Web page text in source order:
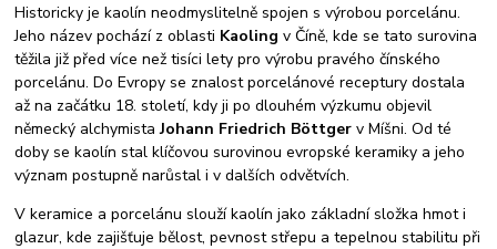
Historicky je kaolín neodmyslitelně spojen s výrobou porcelánu.
Jeho název pochází z oblasti Kaoling v Číně, kde se tato surovina
těžila již před více než tisíci lety pro výrobu pravého čínského
porcelánu. Do Evropy se znalost porcelánové receptury dostala
až na začátku 18. století, kdy ji po dlouhém výzkumu objevil
německý alchymistaJohann Friedrich Böttger v Míšni. Od té
doby se kaolín stal klíčovou surovinou evropské keramiky a jeho
význam postupně narůstal i v dalších odvětvích.
V keramice a porcelánu slouží kaolín jako základní složka hmot i
glazur, kde zajišťuje bělost, pevnost střepu a tepelnou stabilitu při